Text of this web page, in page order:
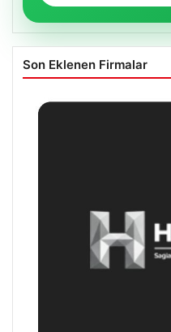
Son Eklenen Firmalar